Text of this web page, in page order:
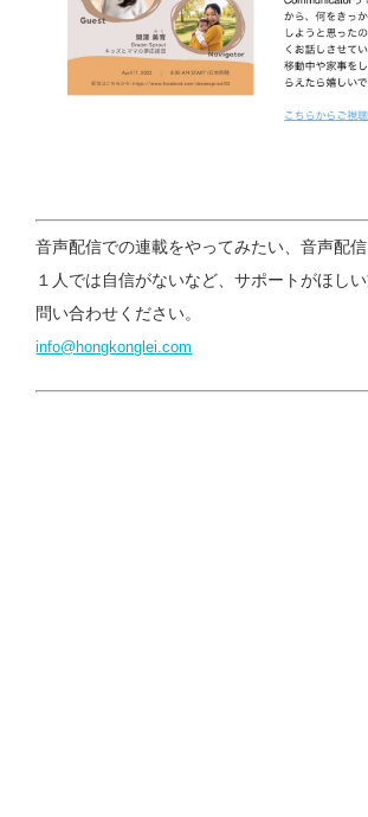
音声配信での連載をやってみたい、音声配
１人では自信がないなど、サポートがほし
問い合わせください。
info@hongkonglei.com